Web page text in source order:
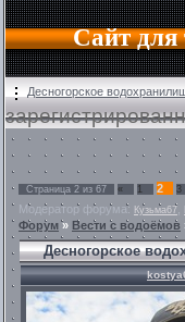
Сайт для
Десногорское
Страница 2 из 67 « 1 2 3
Модератор форума: Кузьма67
Форум» Вести с водоёмов
Десногорское